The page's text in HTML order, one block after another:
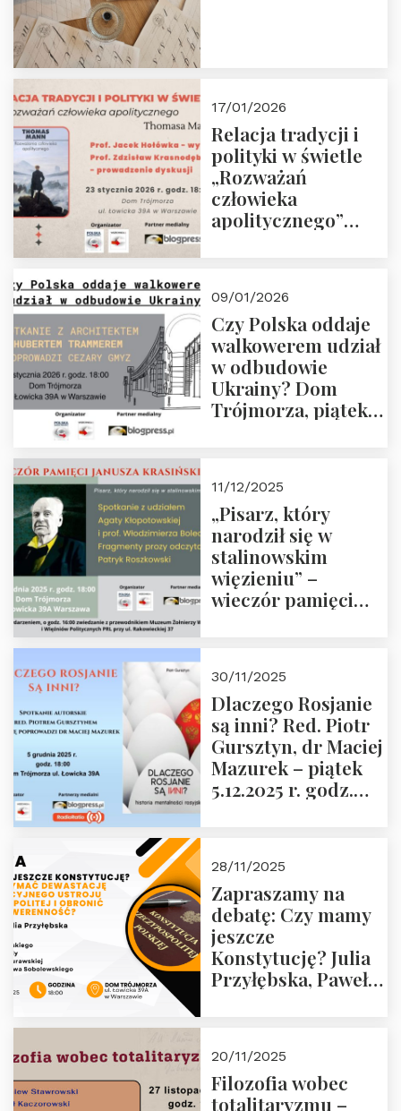
17/01/2026
Relacja tradycji i
polityki w świetle
„Rozważań
człowieka
apolitycznego”
godz. 18:00.
Zapraszamy!
09/01/2026
Czy Polska oddaje
walkowerem udział
w odbudowie
Ukrainy? Dom
Trójmorza, piątek
11/12/2025
„Pisarz, który
narodził się w
stalinowskim
więzieniu” –
wieczór pamięci
zwiedzanie
Muzeum Żołnierzy
Wyklętych i
Więźniów
Politycznych PRL o
godz. 16:00 – 19
30/11/2025
Dlaczego Rosjanie
są inni? Red. Piotr
Gursztyn, dr Maciej
Mazurek – piątek
5.12.2025 r. godz.
28/11/2025
Zapraszamy na
debatę: Czy mamy
jeszcze
Konstytucję? Julia
Przyłębska, Paweł
Przemysław
Sobolewski – 4
20/11/2025
Filozofia wobec
totalitaryzmu –